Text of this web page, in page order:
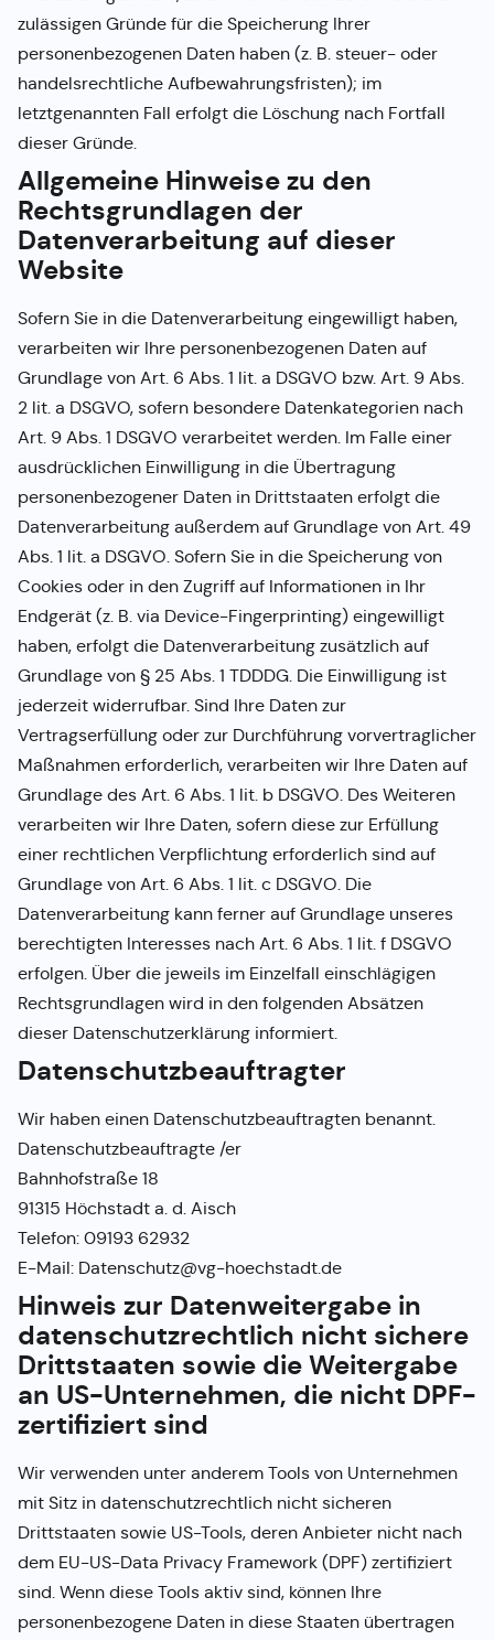
zulässigen Gründe für die Speicherung Ihrer
personenbezogenen Daten haben (z. B. steuer- oder
handelsrechtliche Aufbewahrungsfristen); im
letztgenannten Fall erfolgt die Löschung nach Fortfall
dieser Gründe.
Allgemeine Hinweise zu den
Rechtsgrundlagen der
Datenverarbeitung auf dieser
Website
Sofern Sie in die Datenverarbeitung eingewilligt haben,
verarbeiten wir Ihre personenbezogenen Daten auf
Grundlage von Art. 6 Abs. 1 lit. a DSGVO bzw. Art. 9 Abs.
2 lit. a DSGVO, sofern besondere Datenkategorien nach
Art. 9 Abs. 1 DSGVO verarbeitet werden. Im Falle einer
ausdrücklichen Einwilligung in die Übertragung
personenbezogener Daten in Drittstaaten erfolgt die
Datenverarbeitung außerdem auf Grundlage von Art. 49
Abs. 1 lit. a DSGVO. Sofern Sie in die Speicherung von
Cookies oder in den Zugriff auf Informationen in Ihr
Endgerät (z. B. via Device-Fingerprinting) eingewilligt
haben, erfolgt die Datenverarbeitung zusätzlich auf
Grundlage von § 25 Abs. 1 TDDDG. Die Einwilligung ist
jederzeit widerrufbar. Sind Ihre Daten zur
Vertragserfüllung oder zur Durchführung vorvertraglicher
Maßnahmen erforderlich, verarbeiten wir Ihre Daten auf
Grundlage des Art. 6 Abs. 1 lit. b DSGVO. Des Weiteren
verarbeiten wir Ihre Daten, sofern diese zur Erfüllung
einer rechtlichen Verpflichtung erforderlich sind auf
Grundlage von Art. 6 Abs. 1 lit. c DSGVO. Die
Datenverarbeitung kann ferner auf Grundlage unseres
berechtigten Interesses nach Art. 6 Abs. 1 lit. f DSGVO
erfolgen. Über die jeweils im Einzelfall einschlägigen
Rechtsgrundlagen wird in den folgenden Absätzen
dieser Datenschutzerklärung informiert.
Datenschutz­beauftragter
Wir haben einen Datenschutzbeauftragten benannt.
Datenschutzbeauftragte /er
Bahnhofstraße 18
91315 Höchstadt a. d. Aisch
Telefon: 09193 62932
E-Mail: Datenschutz@vg-hoechstadt.de
Hinweis zur Datenweitergabe in
datenschutzrechtlich nicht sichere
Drittstaaten sowie die Weitergabe
an US-Unternehmen, die nicht DPF-
zertifiziert sind
Wir verwenden unter anderem Tools von Unternehmen
mit Sitz in datenschutzrechtlich nicht sicheren
Drittstaaten sowie US-Tools, deren Anbieter nicht nach
dem EU-US-Data Privacy Framework (DPF) zertifiziert
sind. Wenn diese Tools aktiv sind, können Ihre
personenbezogene Daten in diese Staaten übertragen